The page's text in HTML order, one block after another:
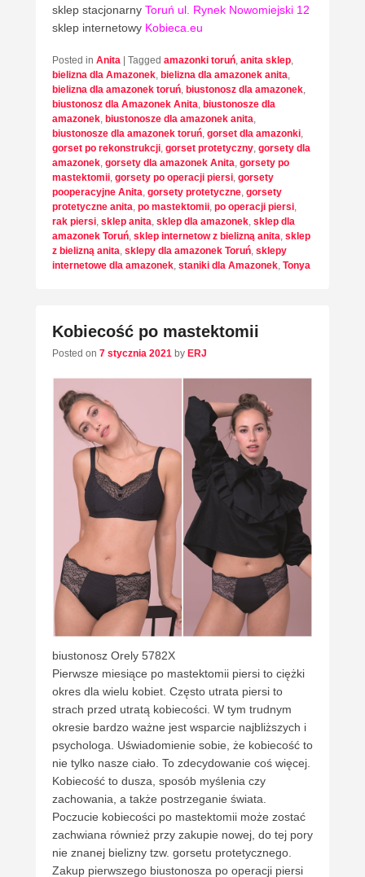
sklep stacjonarny Toruń ul. Rynek Nowomiejski 12
sklep internetowy Kobieca.eu
Posted in Anita Tagged amazonki toruń, anita sklep,
bielizna dla Amazonek, bielizna dla amazonek anita,
bielizna dla amazonek toruń, biustonosz dla amazonek,
biustonosz dla Amazonek Anita, biustonosze dla
amazonek, biustonosze dla amazonek anita,
biustonosze dla amazonek toruń, gorset dla amazonki,
gorset po rekonstrukcji, gorset protetyczny, gorsety dla
amazonek, gorsety dla amazonek Anita, gorsety po
mastektomii, gorsety po operacji piersi, gorsety
pooperacyjne Anita, gorsety protetyczne, gorsety
protetyczne anita, po mastektomii, po operacji piersi,
rak piersi, sklep anita, sklep dla amazonek, sklep dla
amazonek Toruń, sklep internetow z bielizną anita, sklep
z bielizną anita, sklepy dla amazonek Toruń, sklepy
internetowe dla amazonek, staniki dla Amazonek, Tonya
Kobiecość po mastektomii
Posted on 7 stycznia 2021 by ERJ
biustonosz Orely 5782X
Pierwsze miesiące po mastektomii piersi to ciężki
okres dla wielu kobiet. Często utrata piersi to
strach przed utratą kobiecości. W tym trudnym
okresie bardzo ważne jest wsparcie najbliższych i
psychologa. Uświadomienie sobie, że kobiecość to
nie tylko nasze ciało. To zdecydowanie coś więcej.
Kobiecość to dusza, sposób myślenia czy
zachowania, a także postrzeganie świata.
Poczucie kobiecości po mastektomii może zostać
zachwiana również przy zakupie nowej, do tej pory
nie znanej bielizny tzw. gorsetu protetycznego.
Zakup pierwszego biustonosza po operacji piersi